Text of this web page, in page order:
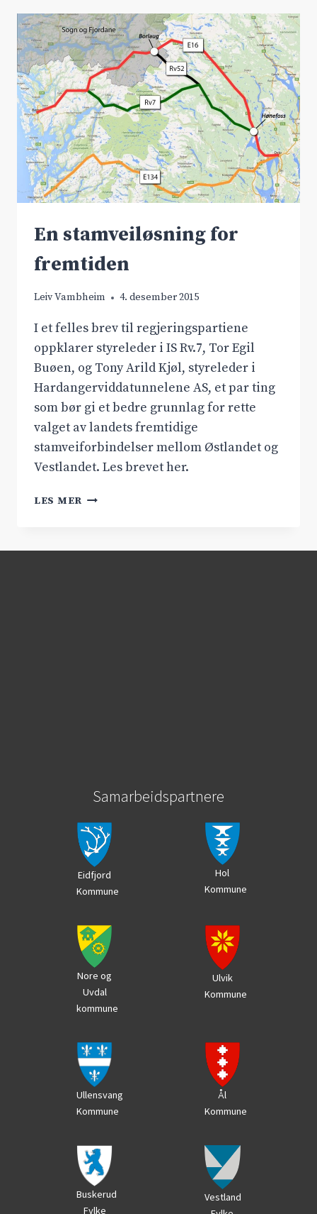
28.-29.
SEPTEMBER
En stamveiløsning for
fremtiden
Leiv Vambheim 4. desember 2015
I et felles brev til regjeringspartiene
oppklarer styreleder i IS Rv.7, Tor Egil
Buøen, og Tony Arild Kjøl, styreleder i
Hardangerviddatunnelene AS, et par ting
som bør gi et bedre grunnlag for rette
valget av landets fremtidige
stamveiforbindelser mellom Østlandet og
Vestlandet. Les brevet her.
LES MER EN
Samarbeidspartnere
Eidfjord
Kommune
Hol
Kommune
Nore og
Uvdal
kommune
Ulvik
Kommune
Ullensvang
Kommune
Ål
Kommune
Buskerud
Fylke
Vestland